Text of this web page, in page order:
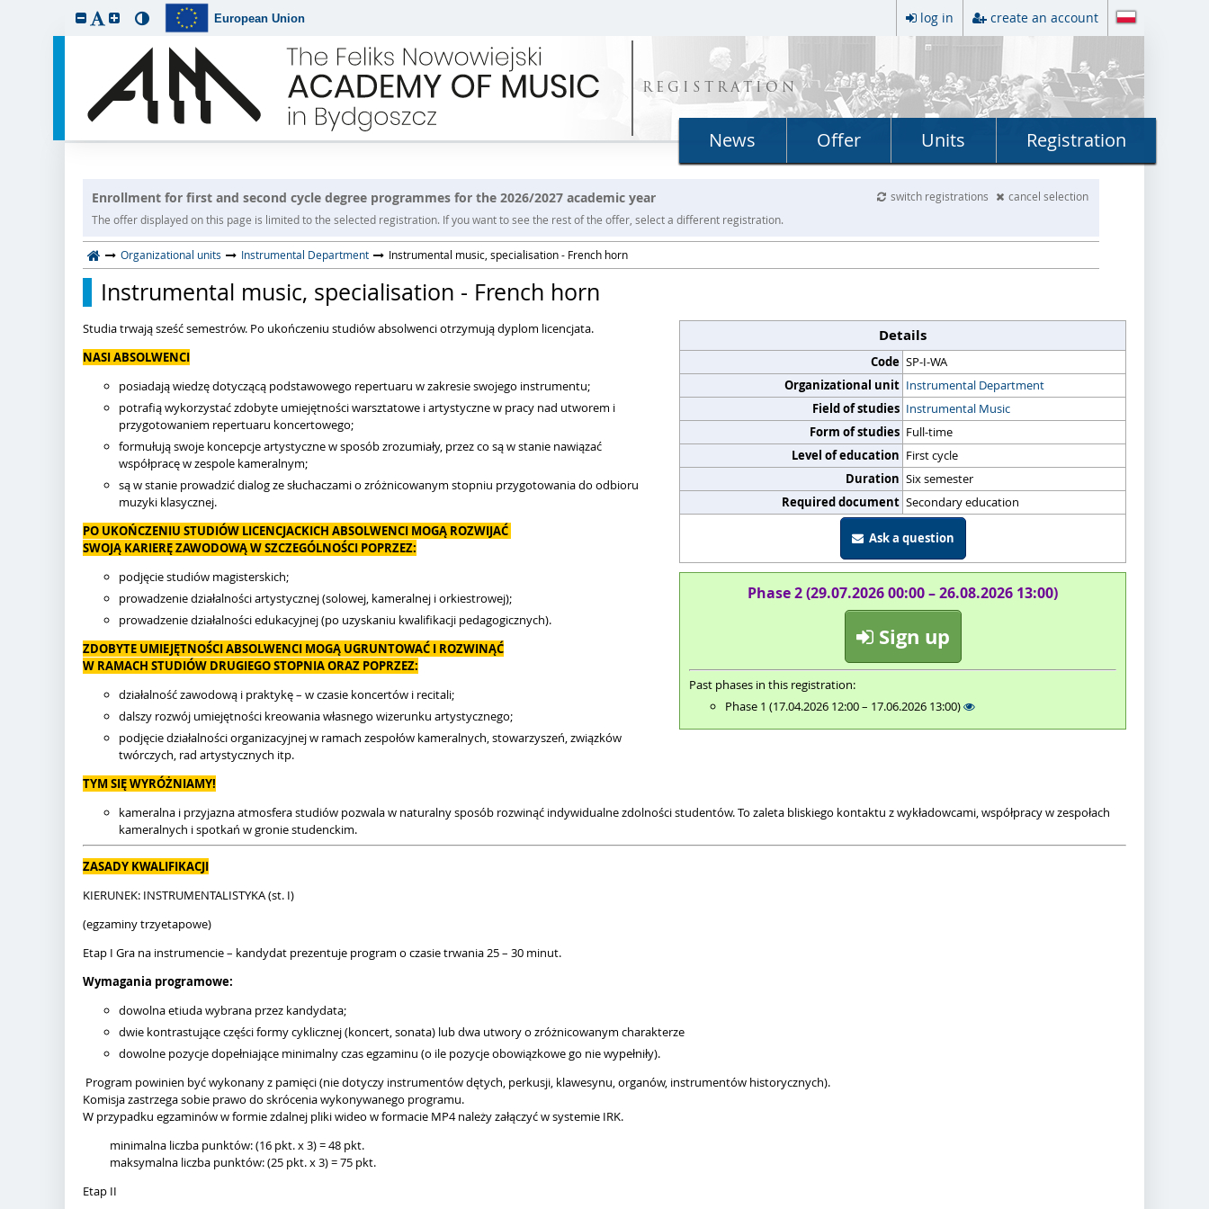
European Union log in create an account
REGISTRATION
News Offer Units Registration
Enrollment for first and second cycle degree programmes for the 2026/2027 academic year switch registrations
cancel selection
The offer displayed on this page is limited to the selected registration. If you want to see the rest of the offer, select a different registration.
Organizational units Instrumental Department Instrumental music, specialisation - French horn
Instrumental music, specialisation - French horn
Details
Code SP-I-WA
Organizational unit Instrumental Department
Field of studies Instrumental Music
Form of studies Full-time
Level of education First cycle
Duration Six semester
Required document Secondary education
Ask a question
Phase 2 (29.07.2026 00:00 – 26.08.2026 13:00)
Sign up
Past phases in this registration:
Phase 1 (17.04.2026 12:00 – 17.06.2026 13:00)
Studia trwają sześć semestrów. Po ukończeniu studiów absolwenci otrzymują dyplom licencjata.
NASI ABSOLWENCI
posiadają wiedzę dotyczącą podstawowego repertuaru w zakresie swojego instrumentu;
potrafią wykorzystać zdobyte umiejętności warsztatowe i artystyczne w pracy nad utworem i
przygotowaniem repertuaru koncertowego;
formułują swoje koncepcje artystyczne w sposób zrozumiały, przez co są w stanie nawiązać
współpracę w zespole kameralnym;
są w stanie prowadzić dialog ze słuchaczami o zróżnicowanym stopniu przygotowania do odbioru
muzyki klasycznej.
PO UKOŃCZENIU STUDIÓW LICENCJACKICH ABSOLWENCI MOGĄ ROZWIJAĆ
SWOJĄ KARIERĘ ZAWODOWĄ W SZCZEGÓLNOŚCI POPRZEZ:
podjęcie studiów magisterskich;
prowadzenie działalności artystycznej (solowej, kameralnej i orkiestrowej);
prowadzenie działalności edukacyjnej (po uzyskaniu kwalifikacji pedagogicznych).
ZDOBYTE UMIEJĘTNOŚCI ABSOLWENCI MOGĄ UGRUNTOWAĆ I ROZWINĄĆ
W RAMACH STUDIÓW DRUGIEGO STOPNIA ORAZ POPRZEZ:
działalność zawodową i praktykę – w czasie koncertów i recitali;
dalszy rozwój umiejętności kreowania własnego wizerunku artystycznego;
podjęcie działalności organizacyjnej w ramach zespołów kameralnych, stowarzyszeń, związków
twórczych, rad artystycznych itp.
TYM SIĘ WYRÓŻNIAMY!
kameralna i przyjazna atmosfera studiów pozwala w naturalny sposób rozwinąć indywidualne zdolności studentów. To zaleta bliskiego kontaktu z wykładowcami, współpracy w zespołach
kameralnych i spotkań w gronie studenckim.
ZASADY KWALIFIKACJI
KIERUNEK: INSTRUMENTALISTYKA (st. I)
(egzaminy trzyetapowe)
Etap I Gra na instrumencie – kandydat prezentuje program o czasie trwania 25 – 30 minut.
Wymagania programowe:
dowolna etiuda wybrana przez kandydata;
dwie kontrastujące części formy cyklicznej (koncert, sonata) lub dwa utwory o zróżnicowanym charakterze
dowolne pozycje dopełniające minimalny czas egzaminu (o ile pozycje obowiązkowe go nie wypełniły).
Program powinien być wykonany z pamięci (nie dotyczy instrumentów dętych, perkusji, klawesynu, organów, instrumentów historycznych).
Komisja zastrzega sobie prawo do skrócenia wykonywanego programu.
W przypadku egzaminów w formie zdalnej pliki wideo w formacie MP4 należy załączyć w systemie IRK.
minimalna liczba punktów: (16 pkt. x 3) = 48 pkt.
maksymalna liczba punktów: (25 pkt. x 3) = 75 pkt.
Etap II